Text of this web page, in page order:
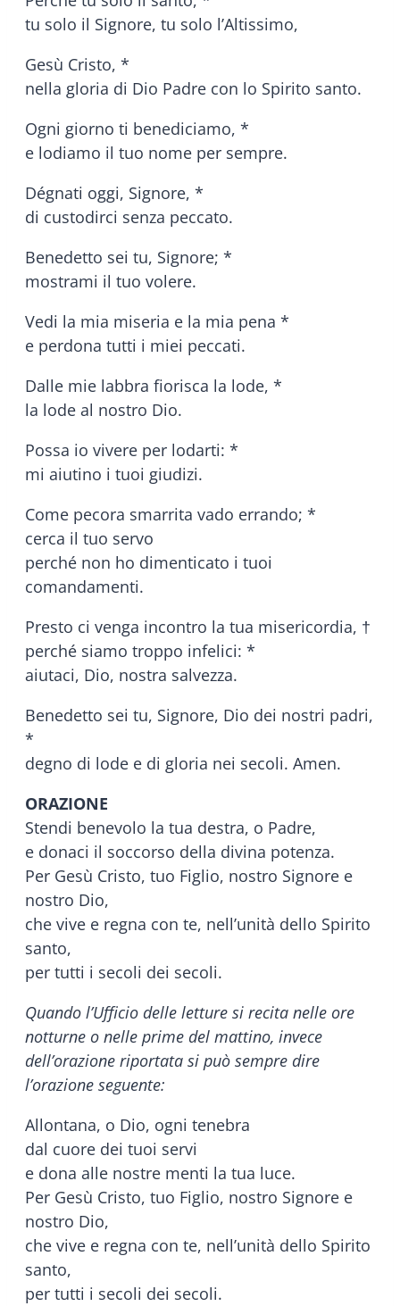
tu solo il Signore, tu solo l’Altissimo,
Gesù Cristo, *
nella gloria di Dio Padre con lo Spirito santo.
Ogni giorno ti benediciamo, *
e lodiamo il tuo nome per sempre.
Dégnati oggi, Signore, *
di custodirci senza peccato.
Benedetto sei tu, Signore; *
mostrami il tuo volere.
Vedi la mia miseria e la mia pena *
e perdona tutti i miei peccati.
Dalle mie labbra fiorisca la lode, *
la lode al nostro Dio.
Possa io vivere per lodarti: *
mi aiutino i tuoi giudizi.
Come pecora smarrita vado errando; *
cerca il tuo servo
perché non ho dimenticato i tuoi
comandamenti.
Presto ci venga incontro la tua misericordia, †
perché siamo troppo infelici: *
aiutaci, Dio, nostra salvezza.
Benedetto sei tu, Signore, Dio dei nostri padri,
*
degno di lode e di gloria nei secoli. Amen.
ORAZIONE
Stendi benevolo la tua destra, o Padre,
e donaci il soccorso della divina potenza.
Per Gesù Cristo, tuo Figlio, nostro Signore e
nostro Dio,
che vive e regna con te, nell’unità dello Spirito
santo,
per tutti i secoli dei secoli.
Quando l’Ufficio delle letture si recita nelle ore
notturne o nelle prime del mattino, invece
dell’orazione riportata si può sempre dire
l’orazione seguente:
Allontana, o Dio, ogni tenebra
dal cuore dei tuoi servi
e dona alle nostre menti la tua luce.
Per Gesù Cristo, tuo Figlio, nostro Signore e
nostro Dio,
che vive e regna con te, nell’unità dello Spirito
santo,
per tutti i secoli dei secoli.